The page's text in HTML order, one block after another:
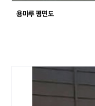
용마루 평면도